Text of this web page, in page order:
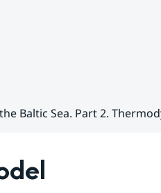
Baltic Sea. Part 2.